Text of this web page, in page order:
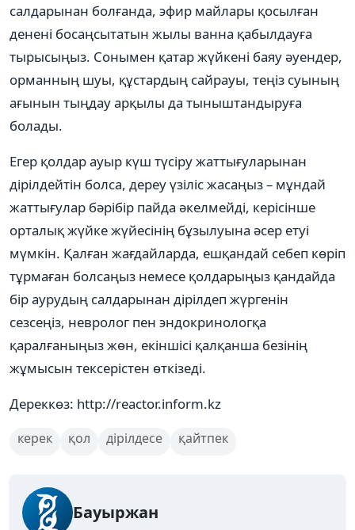
салдарынан болғанда, эфир майлары қосылған
денені босаңсытатын жылы ванна қабылдауға
тырысыңыз. Сонымен қатар жүйкені баяу әуендер,
орманның шуы, құстардың сайрауы, теңіз суының
ағынын тыңдау арқылы да тыныштандыруға
болады.
Егер қолдар ауыр күш түсіру жаттығуларынан
дірілдейтін болса, дереу үзіліс жасаңыз – мұндай
жаттығулар бәрібір пайда әкелмейді, керісінше
орталық жүйке жүйесінің бұзылуына әсер етуі
мүмкін. Қалған жағдайларда, ешқандай себеп көріп
тұрмаған болсаңыз немесе қолдарыңыз қандайда
бір аурудың салдарынан дірілдеп жүргенін
сезсеңіз, невролог пен эндокринологқа
қаралғаныңыз жөн, екіншісі қалқанша безінің
жұмысын тексерістен өткізеді.
Дереккөз: http://reactor.inform.kz
керек қол дірілдесе қайтпек
Бауыржан